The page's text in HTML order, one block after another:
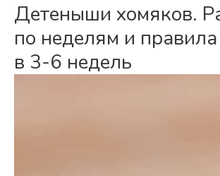
Детеныши хомяков.
по неделям и
в 3-6 недель